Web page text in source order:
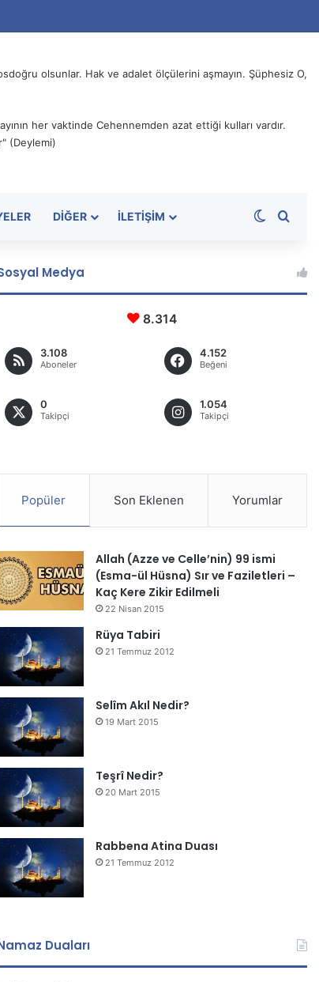
olsunlar. Hak ve adalet ölçülerini aşmayın. Şüphesiz O,
her vaktinde Cehennemden azat ettiği kulları vardır.
(Deylemi)
DIĞER İLETIŞIM Dış
Medya
8.314
3.108
Aboneler
4.152
Beğeni
0
Takipçi
1.054
Takipçi
Popüler Son Eklenen Yorumlar
Allah (Azze ve Celle’nin) 99 ismi
(Esma-ül Hüsna) Sır ve Faziletleri –
Kaç Kere Zikir Edilmeli
22 Nisan 2015
Rüya Tabiri
21 Temmuz 2012
Selîm Akıl Nedir?
19 Mart 2015
Teşrî Nedir?
20 Mart 2015
Rabbena Atina Duası
21 Temmuz 2012
Duaları